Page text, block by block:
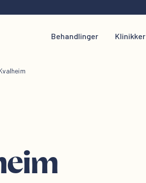
Behandlinger Klinikker